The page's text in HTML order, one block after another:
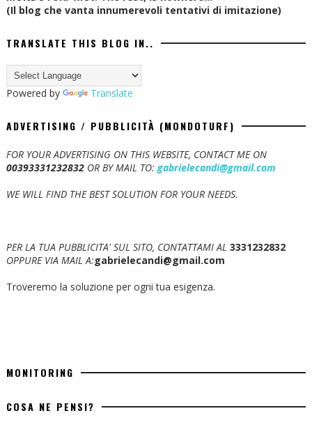
(Il blog che vanta innumerevoli tentativi di imitazione)
TRANSLATE THIS BLOG IN..
Powered by Translate
ADVERTISING / PUBBLICITÀ (MONDOTURF)
FOR YOUR ADVERTISING ON THIS WEBSITE, CONTACT ME ON
00393331232832OR BY MAIL TO: gabrielecandi@gmail.com
WE WILL FIND THE BEST SOLUTION FOR YOUR NEEDS.
PER LA TUA PUBBLICITA' SUL SITO, CONTATTAMI AL 3331232832
OPPURE VIA MAIL A:gabrielecandi@gmail.com
Troveremo la soluzione per ogni tua esigenza.
MONITORING
COSA NE PENSI?